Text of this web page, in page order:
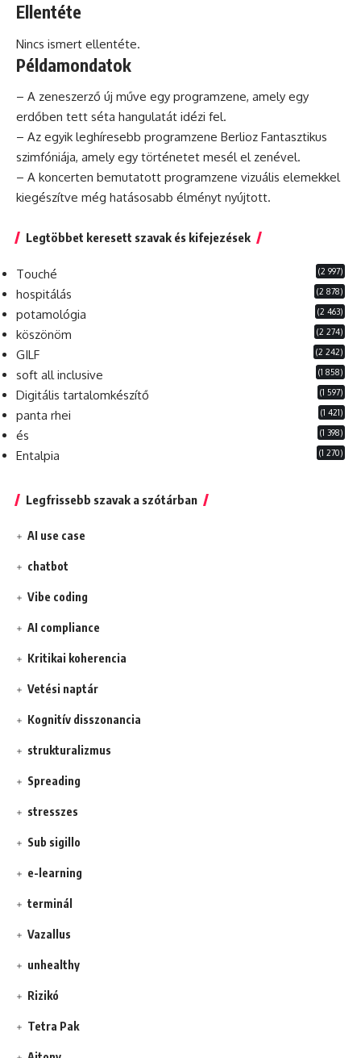
Ellentéte
Nincs ismert ellentéte.
Példamondatok
– A zeneszerző új műve egy programzene, amely egy
erdőben tett séta hangulatát idézi fel.
– Az egyik leghíresebb programzene Berlioz Fantasztikus
szimfóniája, amely egy történetet mesél el zenével.
– A koncerten bemutatott programzene vizuális elemekkel
kiegészítve még hatásosabb élményt nyújtott.
Legtöbbet keresett szavak és kifejezések
Touché (2 997)
hospitálás (2 878)
potamológia (2 463)
köszönöm (2 274)
GILF (2 242)
soft all inclusive (1 858)
Digitális tartalomkészítő (1 597)
panta rhei (1 421)
és (1 398)
Entalpia (1 270)
Legfrissebb szavak a szótárban
AI use case
chatbot
Vibe coding
AI compliance
Kritikai koherencia
Vetési naptár
Kognitív disszonancia
strukturalizmus
Spreading
stresszes
Sub sigillo
e-learning
terminál
Vazallus
unhealthy
Rizikó
Tetra Pak